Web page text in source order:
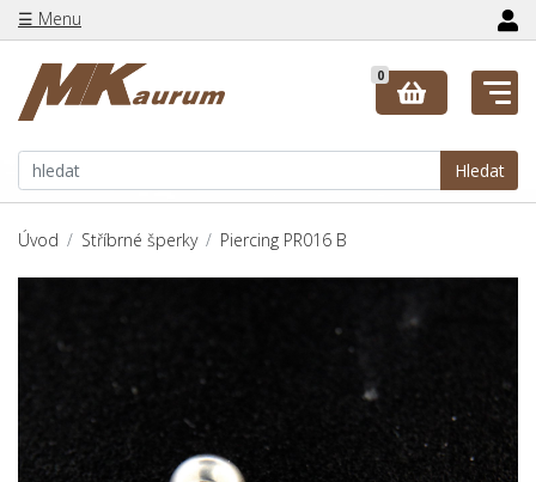
☰ Menu
Hledat
0
Úvod Stříbrné šperky Piercing PR016 B